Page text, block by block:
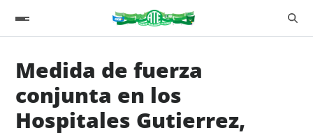
Medida de fuerza
conjunta en los
Hospitales Gutierrez,